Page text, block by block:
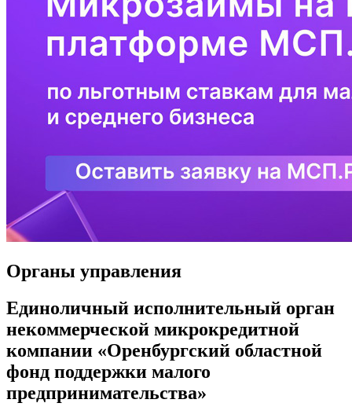
Органы управления
Единоличный исполнительный орган
некоммерческой микрокредитной
компании «Оренбургский областной
фонд поддержки малого
предпринимательства»